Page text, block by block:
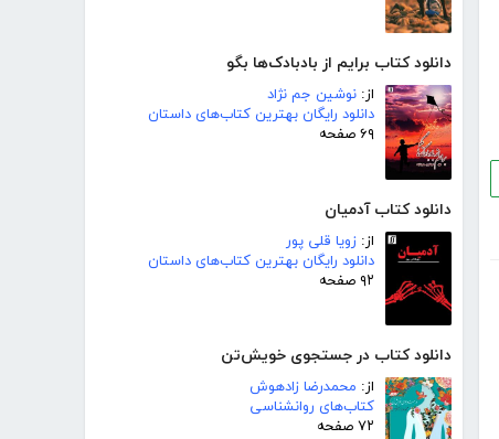
دانلود کتاب برایم از بادبادک‌ها بگو
از: نوشین جم نژاد
دانلود رایگان بهترین کتاب‌های داستان
۶۹ صفحه
دانلود کتاب آدمیان
از: زویا قلی پور
دانلود رایگان بهترین کتاب‌های داستان
۹۲ صفحه
دانلود کتاب در جستجوی خویش‌تن
از: محمدرضا زادهوش
کتاب‌های روانشناسی
۷۲ صفحه